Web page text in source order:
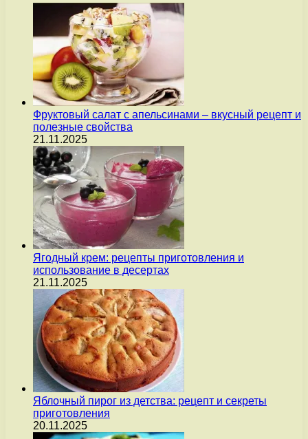
Фруктовый салат с апельсинами – вкусный рецепт и
полезные свойства
21.11.2025
Ягодный крем: рецепты приготовления и
использование в десертах
21.11.2025
Яблочный пирог из детства: рецепт и секреты
приготовления
20.11.2025